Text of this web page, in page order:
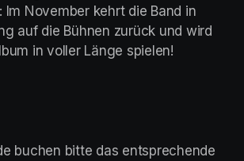
November kehrt die Band in
auf die Bühnen zurück und wird
in voller Länge spielen!
buchen bitte das entsprechende